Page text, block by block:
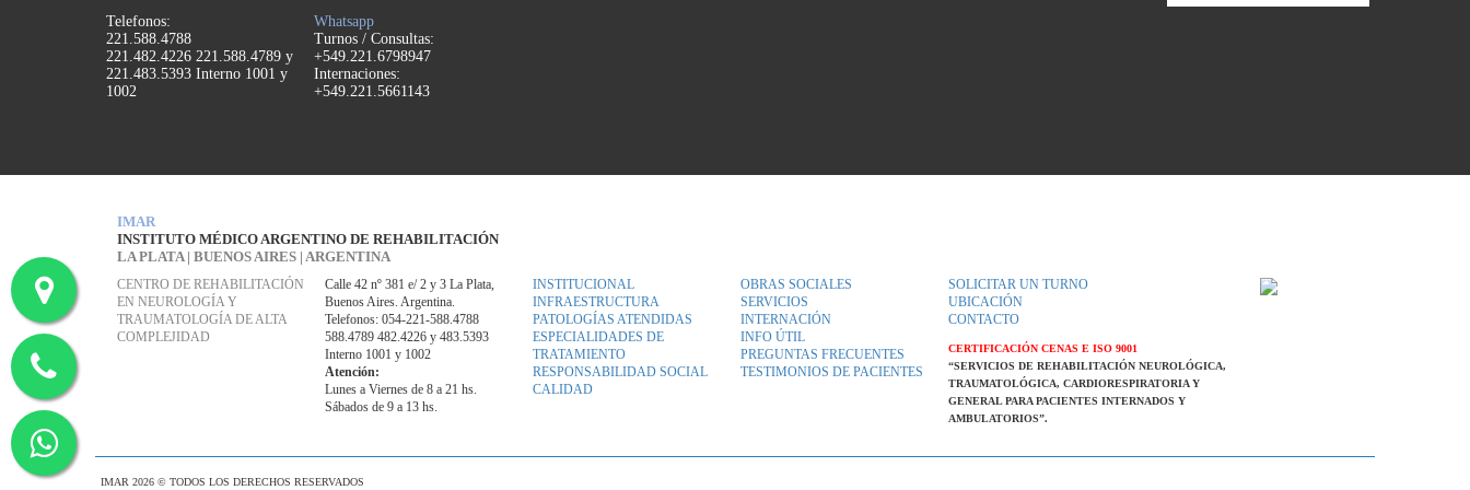
Telefonos:
221.588.4788
221.482.4226 221.588.4789 y
221.483.5393 Interno 1001 y
1002
Whatsapp
Turnos / Consultas:
+549.221.6798947
Internaciones:
+549.221.5661143
IMAR
INSTITUTO MÉDICO ARGENTINO DE REHABILITACIÓN
LA PLATA | BUENOS AIRES | ARGENTINA
CENTRO DE REHABILITACIÓN
EN NEUROLOGÍA Y
TRAUMATOLOGÍA DE ALTA
COMPLEJIDAD
Calle 42 nº 381 e/ 2 y 3 La Plata,
Buenos Aires. Argentina.
Telefonos: 054-221-588.4788
588.4789 482.4226 y 483.5393
Interno 1001 y 1002
Atención:
Lunes a Viernes de 8 a 21 hs.
Sábados de 9 a 13 hs.
INSTITUCIONAL
INFRAESTRUCTURA
PATOLOGÍAS ATENDIDAS
ESPECIALIDADES DE
TRATAMIENTO
RESPONSABILIDAD SOCIAL
CALIDAD
OBRAS SOCIALES
SERVICIOS
INTERNACIÓN
INFO ÚTIL
PREGUNTAS FRECUENTES
TESTIMONIOS DE PACIENTES
SOLICITAR UN TURNO
UBICACIÓN
CONTACTO
CERTIFICACIÓN CENAS E ISO 9001
“SERVICIOS DE REHABILITACIÓN NEUROLÓGICA,
TRAUMATOLÓGICA, CARDIORESPIRATORIA Y
GENERAL PARA PACIENTES INTERNADOS Y
AMBULATORIOS”.
IMAR 2026 © TODOS LOS DERECHOS RESERVADOS